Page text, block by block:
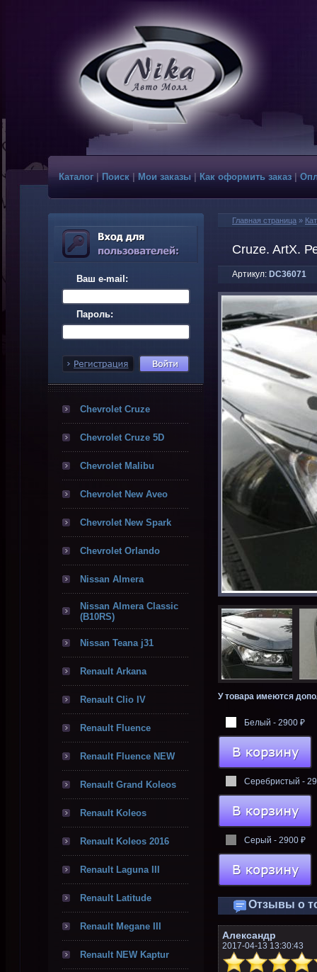
Каталог Поиск|Мои заказы|Как оформить заказ
Ваш e-mail:
Пароль:
Chevrolet Cruze
Chevrolet Cruze 5D
Chevrolet Malibu
Chevrolet New Aveo
Chevrolet New Spark
Chevrolet Orlando
Nissan Almera
Nissan Almera Classic
(B10RS)
Nissan Teana j31
Renault Arkana
Renault Clio IV
Renault Fluence
Renault Fluence NEW
Renault Grand Koleos
Renault Koleos
Renault Koleos 2016
Renault Laguna III
Renault Latitude
Renault Megane III
Renault NEW Kaptur
Главная страница »
Cruze. ArtX.
Артикул: DC36071
У товара имеются
Белый - 2900 ₽
Серебристый -
Серый - 2900 ₽
Отзывы о
Александр
2017-04-13 13:30:43